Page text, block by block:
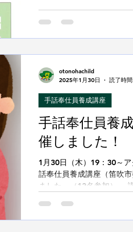
聞こえないことや手話言
るきっかけとなるよ...
手話奉仕員養
催しました！
1月30日（木）19：30～
話奉仕員養成講座（笛吹
ました。（12名参加）
た。 前回の「繰り返し
語が同じで...
手話奉仕員養成講座
otonohachild
2025年1月30日
読了時